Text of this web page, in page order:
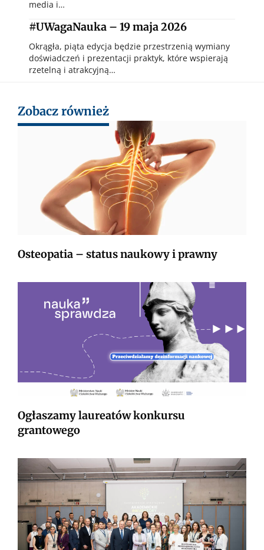
media i…
#UWagaNauka – 19 maja 2026
Okrągła, piąta edycja będzie przestrzenią wymiany
doświadczeń i prezentacji praktyk, które wspierają
rzetelną i atrakcyjną…
Zobacz również
Osteopatia – status naukowy i prawny
Ogłaszamy laureatów konkursu
grantowego